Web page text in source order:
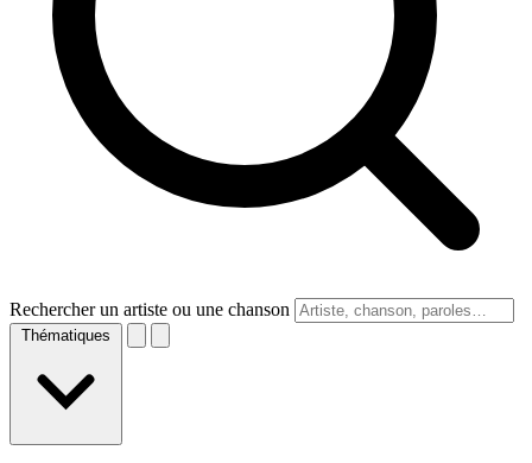
Rechercher un artiste ou une chanson
Thématiques